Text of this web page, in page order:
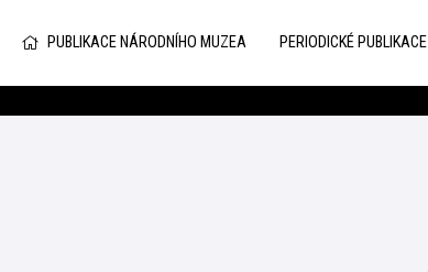
PUBLIKACE NÁRODNÍHO MUZEA PERIODICKÉ PUBLIKACE